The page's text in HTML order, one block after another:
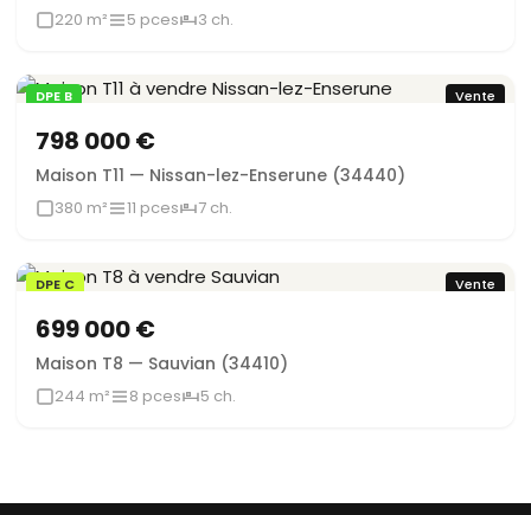
220 m² 5 pces 3 ch.
DPE B Vente
798 000 €
Maison T11 — Nissan-lez-Enserune (34440)
380 m² 11 pces 7 ch.
DPE C Vente
699 000 €
Maison T8 — Sauvian (34410)
244 m² 8 pces 5 ch.